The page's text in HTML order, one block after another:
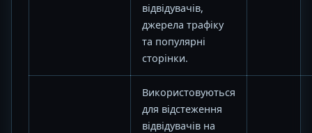
відвідувачів,
джерела трафіку
та популярні
сторінки.
Використовуються
для відстеження
відвідувачів на